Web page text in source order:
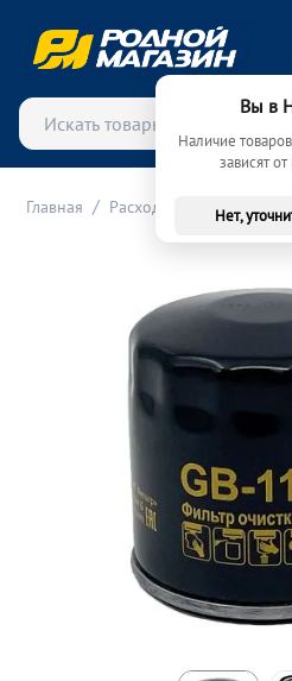
Вы в
Наличие
зависят
Нет,
Главная / Расходные материалы